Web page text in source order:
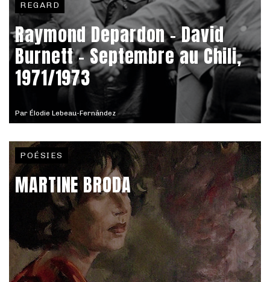
Par Élodie Lebeau-Fernández
REGARD
Raymond Depardon – David
Burnett - Septembre au Chili,
1971/1973
POÉSIES
MARTINE BRODA